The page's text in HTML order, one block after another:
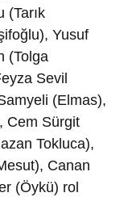
(Tarık
Yusuf
(Tolga
Sevil
(Elmas),
Cem Sürgit
Tokluca),
Canan
(Öykü) rol